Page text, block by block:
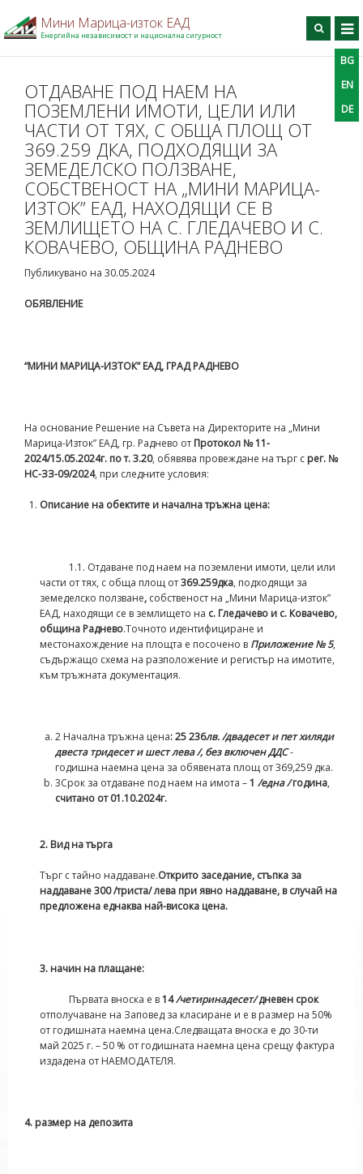
Мини Марица-изток ЕАД
Енергийна независимост и национална сигурност
Търси
BG
EN
DE
ОТДАВАНЕ ПОД НАЕМ НА
ПОЗЕМЛЕНИ ИМОТИ, ЦЕЛИ ИЛИ
ЧАСТИ ОТ ТЯХ, С ОБЩА ПЛОЩ ОТ
369.259 ДКА, ПОДХОДЯЩИ ЗА
ЗЕМЕДЕЛСКО ПОЛЗВАНЕ,
СОБСТВЕНОСТ НА „МИНИ МАРИЦА-
ИЗТОК” ЕАД, НАХОДЯЩИ СЕ В
ЗЕМЛИЩЕТО НА С. ГЛЕДАЧЕВО И С.
КОВАЧЕВО, ОБЩИНА РАДНЕВО
Публикувано на 30.05.2024
ОБЯВЛЕНИЕ
“МИНИ МАРИЦА-ИЗТОК” ЕАД, ГРАД РАДНЕВО
На основание Решение на Съвета на Директорите на „Мини
Марица-Изток” ЕАД, гр. Раднево от Протокол № 11-
2024/15.05.2024г. по т.3.20, обявява провеждане на търг с рег. №
НС-ЗЗ-09/2024, при следните условия:
Описание на обектите и начална тръжна цена:
1.1. Отдаване под наем на поземлени имоти, цели или
части от тях, с обща площ от369.259дка, подходящи за
земеделско ползване, собственост на „Мини Марица-изток”
ЕАД, находящи се в землището на с. Гледачево и с. Ковачево,
община Раднево.Точното идентифициране и
местонахождение на площта е посочено в Приложение № 5,
съдържащо схема на разположение и регистър на имотите,
към тръжната документация.
2 Начална тръжна цена: 25 236лв. /двадесет и пет хиляди
двеста тридесет и шест лева /, без включен ДДС-
годишна наемна цена за обявената площ от 369,259 дка.
3Срок за отдаване под наем на имота –1/една /година,
считано от 01.10.2024г.
2. Вид на търга
Търг с тайно наддаване.Открито заседание, стъпка за
наддаване 300 /триста/ лева при явно наддаване, в случай на
предложена еднаква най-висока цена.
3. начин на плащане:
Първата вноска е в14/четиринадесет/дневен срок
отполучаване на Заповед за класиране и е в размер на 50%
от годишната наемна цена.Следващата вноска е до 30-ти
май 2025 г. – 50 % от годишната наемна цена срещу фактура
издадена от НАЕМОДАТЕЛЯ.
4. размер на депозита
DE
Начало
За дружеството
Производство
Профил на купувача
Професионално обучение
Информационен център
Проекти